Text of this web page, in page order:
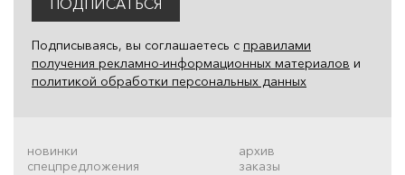
Подписываясь, вы соглашаетесь с правилами
получения рекламно-информационных материалов и
политикой обработки персональных данных
новинки
спецпредложения
архив
заказы